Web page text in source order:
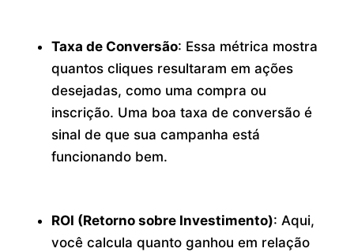
Taxa de Conversão: Essa métrica mostra
quantos cliques resultaram em ações
desejadas, como uma compra ou
inscrição. Uma boa taxa de conversão é
sinal de que sua campanha está
funcionando bem.
ROI (Retorno sobre Investimento): Aqui,
você calcula quanto ganhou em relação